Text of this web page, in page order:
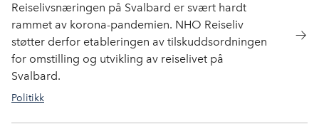
Reiselivsnæringen på Svalbard er svært hardt
rammet av korona-pandemien. NHO Reiseliv
støtter derfor etableringen av tilskuddsordningen
for omstilling og utvikling av reiselivet på
Svalbard.
Politikk